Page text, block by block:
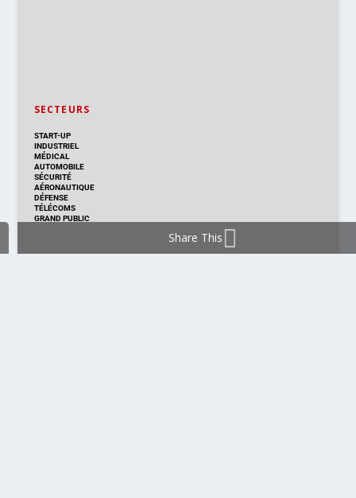
SECTEURS
START-UP
INDUSTRIEL
MÉDICAL
AUTOMOBILE
SÉCURITÉ
AÉRONAUTIQUE
DÉFENSE
TÉLÉCOMS
GRAND PUBLIC
Share This